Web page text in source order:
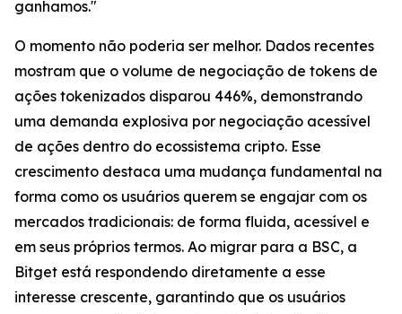
ganhamos."
O momento não poderia ser melhor. Dados recentes
mostram que o volume de negociação de tokens de
ações tokenizados disparou 446%, demonstrando
uma demanda explosiva por negociação acessível
de ações dentro do ecossistema cripto. Esse
crescimento destaca uma mudança fundamental na
forma como os usuários querem se engajar com os
mercados tradicionais: de forma fluida, acessível e
em seus próprios termos. Ao migrar para a BSC, a
Bitget está respondendo diretamente a esse
interesse crescente, garantindo que os usuários